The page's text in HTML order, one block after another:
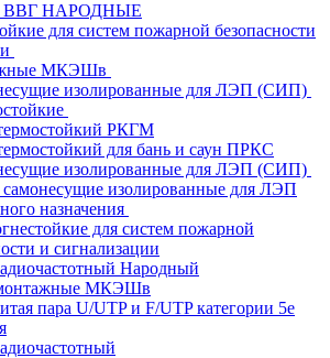
ВВГ НАРОДНЫЕ
для систем пожарной безопасности
МКЭШв
изолированные для ЛЭП (СИП)
РКГМ
для бань и саун ПРКС
изолированные для ЛЭП (СИП)
изолированные для ЛЭП
назначения
для систем пожарной
и сигнализации
Народный
МКЭШв
пара U/UTP и F/UTP категории 5е